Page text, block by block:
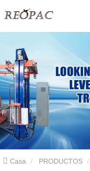
Casa PRODUCTOS